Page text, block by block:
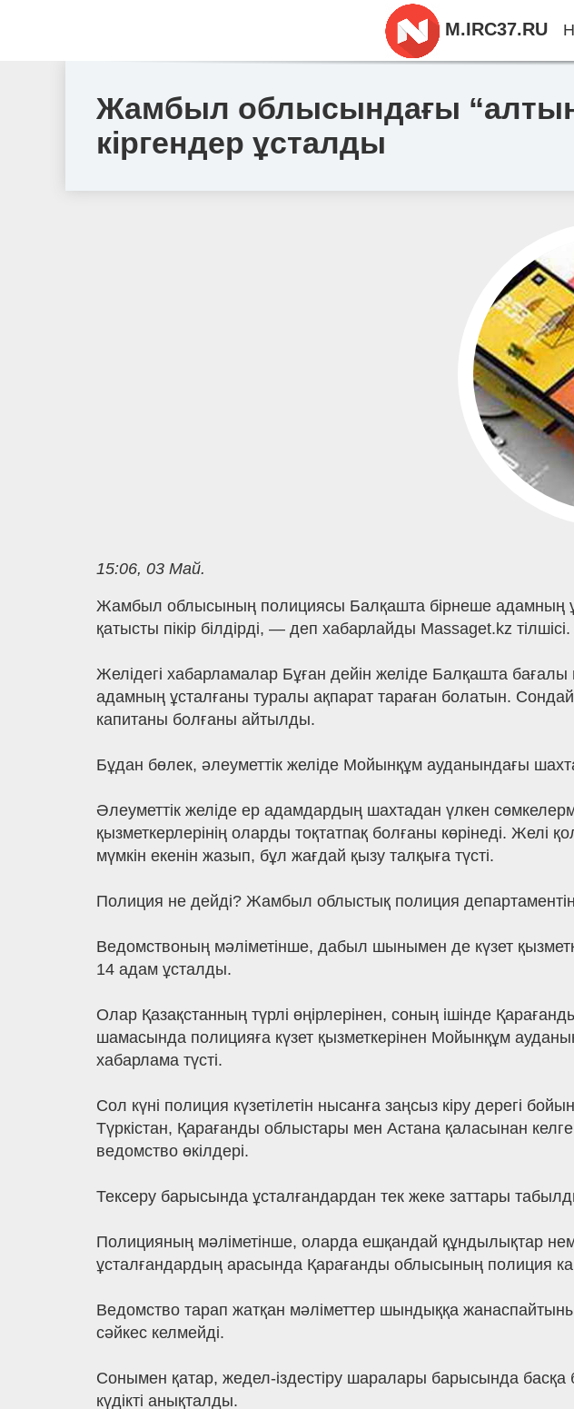
Жамбыл облысындағы
кіргендер ұсталды
15:06, 03 Май.
Жамбыл облысының полициясы Балқашта бірнеше адамның
қатысты пікір білдірді, — деп хабарлайды Massaget.kz тілшісі.
Желідегі хабарламалар Бұған дейін желіде Балқашта
адамның ұсталғаны туралы ақпарат тараған болатын.
капитаны болғаны айтылды.
Бұдан бөлек, әлеуметтік желіде Мойынқұм ауданындағы
Әлеуметтік желіде ер адамдардың шахтадан үлкен
қызметкерлерінің оларды тоқтатпақ болғаны көрінеді.
мүмкін екенін жазып, бұл жағдай қызу талқыға түсті.
Полиция не дейді? Жамбыл облыстық полиция
Ведомствоның мәліметінше, дабыл шынымен де күзет
14 адам ұсталды.
Олар Қазақстанның түрлі өңірлерінен, соның ішінде
шамасында полицияға күзет қызметкерінен Мойынқұм
хабарлама түсті.
Сол күні полиция күзетілетін нысанға заңсыз кіру дерегі
Түркістан, Қарағанды облыстары мен Астана қаласынан
ведомство өкілдері.
Тексеру барысында ұсталғандардан тек жеке заттары
Полицияның мәліметінше, оларда ешқандай құндылықтар
ұсталғандардың арасында Қарағанды облысының полиция
Ведомство тарап жатқан мәліметтер шындыққа
сәйкес келмейді.
Сонымен қатар, жедел-іздестіру шаралары барысында
күдікті анықталды.
M.IRC37.RU